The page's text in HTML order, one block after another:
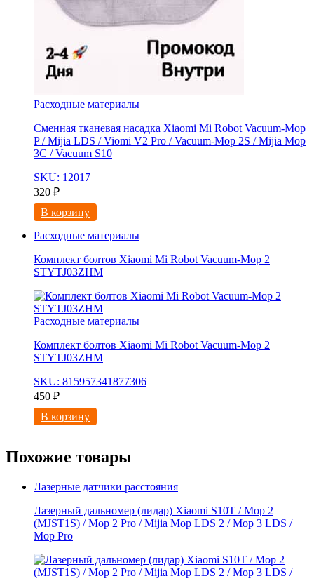
Расходные материалы
Сменная тканевая насадка Xiaomi Mi Robot Vacuum-Mop
P / Mijia LDS / Viomi V2 Pro / Vacuum-Mop 2S / Mijia Mop
3C / Vacuum S10
SKU: 12017
320 ₽
В корзину
Расходные материалы
Комплект болтов Xiaomi Mi Robot Vacuum-Mop 2
STYTJ03ZHM
Расходные материалы
Комплект болтов Xiaomi Mi Robot Vacuum-Mop 2
STYTJ03ZHM
SKU: 815957341877306
450 ₽
В корзину
Похожие товары
Лазерные датчики расстояния
Лазерный дальномер (лидар) Xiaomi S10T / Мoр 2
(MJSТ1S) / Mop 2 Pro / Mijia Моp LDS 2 / Мoр 3 LDS /
Мор Рrо